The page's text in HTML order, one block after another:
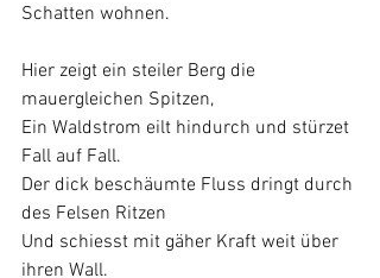
Schatten wohnen.
Hier zeigt ein steiler Berg die
mauergleichen Spitzen,
Ein Waldstrom eilt hindurch und stürzet
Fall auf Fall.
Der dick beschäumte Fluss dringt durch
des Felsen Ritzen
Und schiesst mit gäher Kraft weit über
ihren Wall.